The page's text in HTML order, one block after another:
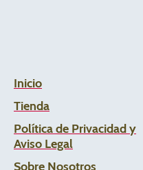
Inicio
Tienda
Política de Privacidad y
Aviso Legal
Sobre Nosotros